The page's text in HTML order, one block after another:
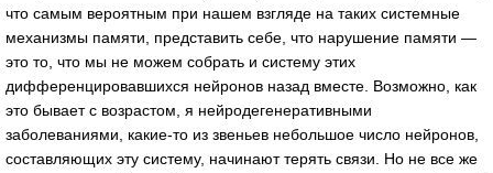
что самым вероятным при нашем взгляде на таких системные
механизмы памяти, представить себе, что нарушение памяти —
это то, что мы не можем собрать и систему этих
дифференцировавшихся нейронов назад вместе. Возможно, как
это бывает с возрастом, я нейродегенеративными
заболеваниями, какие-то из звеньев небольшое число нейронов,
составляющих эту систему, начинают терять связи. Но не все же